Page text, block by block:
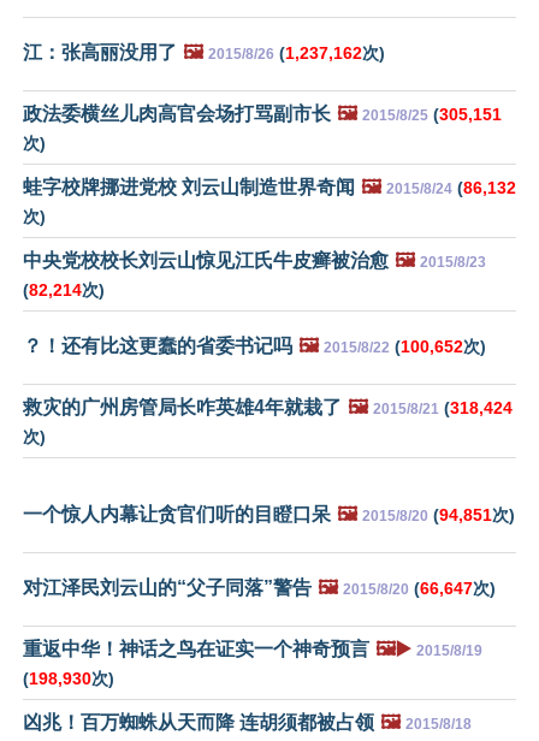
江：张高丽没用了 🖼️ 2015/8/26 (1,237,162次)
政法委横丝儿肉高官会场打骂副市长 🖼️ 2015/8/25 (305,151
次)
蛙字校牌挪进党校 刘云山制造世界奇闻 🖼️ 2015/8/24 (86,132
次)
中央党校校长刘云山惊见江氏牛皮癣被治愈 🖼️ 2015/8/23
(82,214次)
？！还有比这更蠢的省委书记吗 🖼️ 2015/8/22 (100,652次)
救灾的广州房管局长咋英雄4年就栽了 🖼️ 2015/8/21 (318,424
次)
一个惊人内幕让贪官们听的目瞪口呆 🖼️ 2015/8/20 (94,851次)
对江泽民刘云山的“父子同落”警告 🖼️ 2015/8/20 (66,647次)
重返中华！神话之鸟在证实一个神奇预言 🖼️▶️ 2015/8/19
(198,930次)
凶兆！百万蜘蛛从天而降 连胡须都被占领 🖼️ 2015/8/18